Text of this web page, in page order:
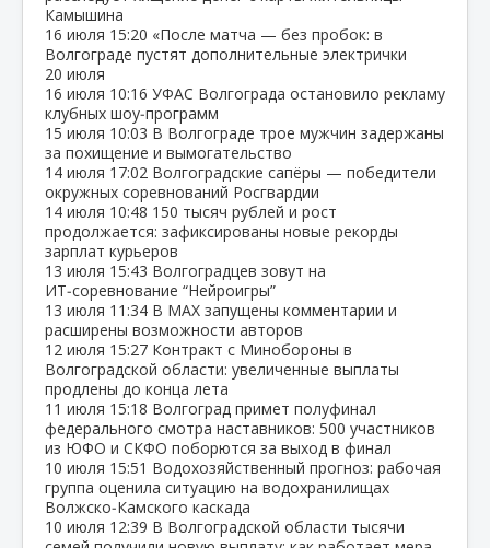
Камышина
16 июля 15:20 «После матча — без пробок: в
Волгограде пустят дополнительные электрички
20 июля
16 июля 10:16 УФАС Волгограда остановило рекламу
клубных шоу‑программ
15 июля 10:03 В Волгограде трое мужчин задержаны
за похищение и вымогательство
14 июля 17:02 Волгоградские сапёры — победители
окружных соревнований Росгвардии
14 июля 10:48 150 тысяч рублей и рост
продолжается: зафиксированы новые рекорды
зарплат курьеров
13 июля 15:43 Волгоградцев зовут на
ИТ‑соревнование “Нейроигры”
13 июля 11:34 В МАХ запущены комментарии и
расширены возможности авторов
12 июля 15:27 Контракт с Минобороны в
Волгоградской области: увеличенные выплаты
продлены до конца лета
11 июля 15:18 Волгоград примет полуфинал
федерального смотра наставников: 500 участников
из ЮФО и СКФО поборются за выход в финал
10 июля 15:51 Водохозяйственный прогноз: рабочая
группа оценила ситуацию на водохранилищах
Волжско‑Камского каскада
10 июля 12:39 В Волгоградской области тысячи